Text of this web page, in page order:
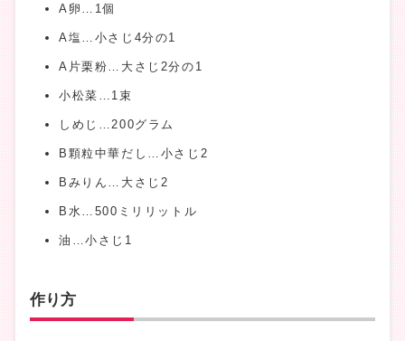
A卵…1個
A塩…小さじ4分の1
A片栗粉…大さじ2分の1
小松菜…1束
しめじ…200グラム
B顆粒中華だし…小さじ2
Bみりん…大さじ2
B水…500ミリリットル
油…小さじ1
作り方